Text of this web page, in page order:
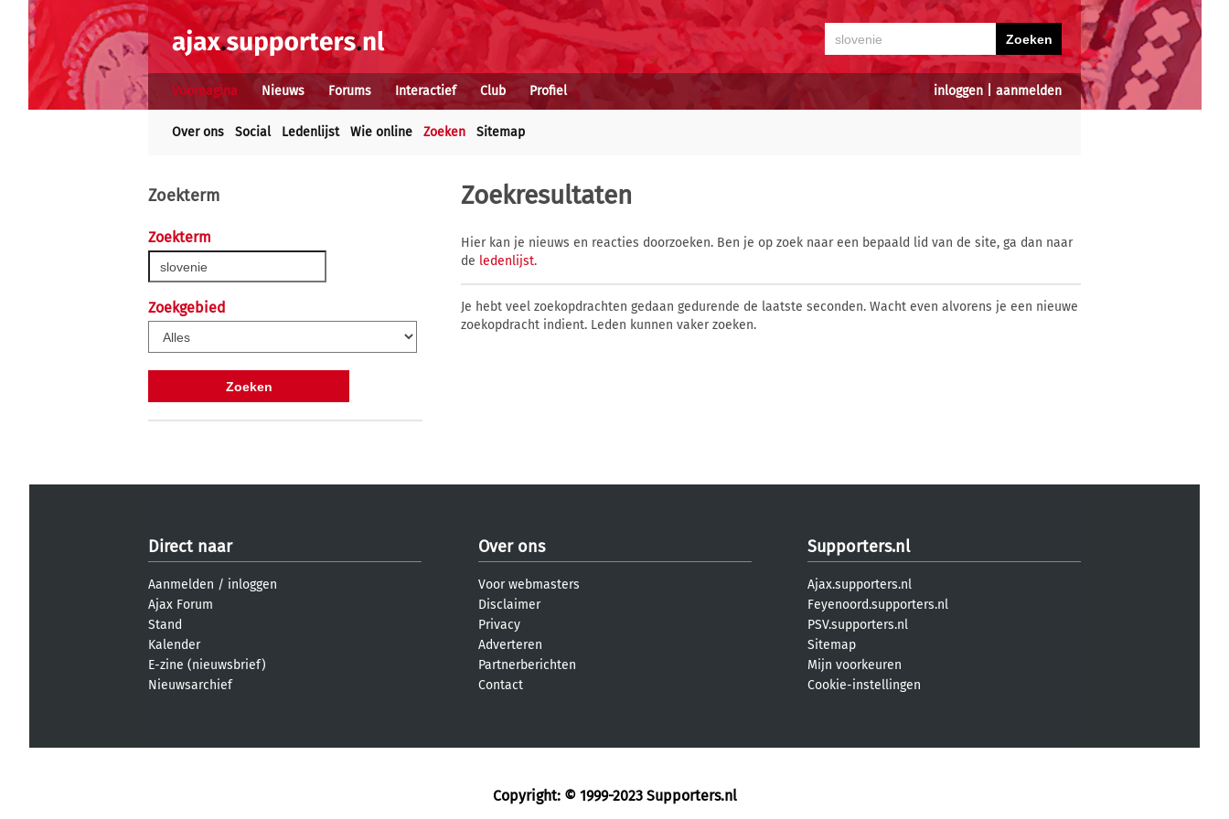
inloggen aanmelden
Voorpagina Nieuws Forums Interactief Club Profiel
Over ons Social Ledenlijst Wie online Zoeken Sitemap
Zoekterm
Zoekterm
Zoekgebied
Zoekresultaten
Hier kan je nieuws en reacties doorzoeken. Ben je op zoek naar een bepaald lid van de site, ga dan naar
de ledenlijst.
Je hebt veel zoekopdrachten gedaan gedurende de laatste seconden. Wacht even alvorens je een nieuwe
zoekopdracht indient. Leden kunnen vaker zoeken.
Direct naar
Aanmelden / inloggen
Ajax Forum
Stand
Kalender
E-zine (nieuwsbrief)
Nieuwsarchief
Over ons
Voor webmasters
Disclaimer
Privacy
Adverteren
Partnerberichten
Contact
Supporters.nl
Ajax.supporters.nl
Feyenoord.supporters.nl
PSV.supporters.nl
Sitemap
Mijn voorkeuren
Cookie-instellingen
Copyright: © 1999-2023 Supporters.nl